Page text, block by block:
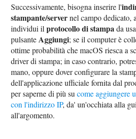
Successivamente, bisogna inserire l'
stampante/servernel campo dedicato,
individui ilprotocollo di stampada
pulsante Aggiungi; se il computer è
ottime probabilità che macOS riesca a
driver di stampa; in caso contrario,
mano, oppure dover configurare la
dell'applicazione ufficiale fornita dal
per saperne di più sucome aggiungere
con l'indirizzo IP, da' un'occhiata alla
all'argomento.